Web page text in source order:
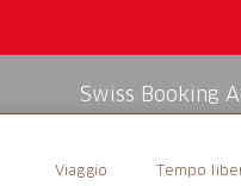
Viaggio Tempo
Swiss Booking